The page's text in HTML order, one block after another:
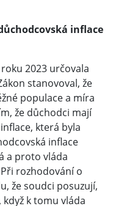
inflace
2023 určovala
stanovoval, že
populace a míra
že důchodci mají
která byla
inflace
a proto vláda
rozhodování o
že soudci posuzují,
k tomu vláda